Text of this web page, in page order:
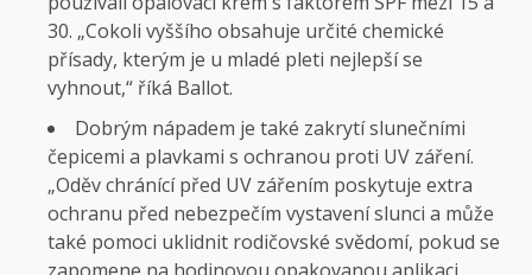
30. „Cokoli vyššího obsahuje určité chemické
přísady, kterým je u mladé pleti nejlepší se
vyhnout,“ říká Ballot.
Dobrým nápadem je také zakrytí slunečními
čepicemi a plavkami s ochranou proti UV záření.
„Oděv chránící před UV zářením poskytuje extra
ochranu před nebezpečím vystavení slunci a může
také pomoci uklidnit rodičovské svědomí, pokud se